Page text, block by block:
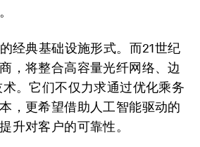
经典基础设施形式。而21世纪
，将整合高容量光纤网络、边
。它们不仅力求通过优化乘务
，更希望借助人工智能驱动的
升对客户的可靠性。